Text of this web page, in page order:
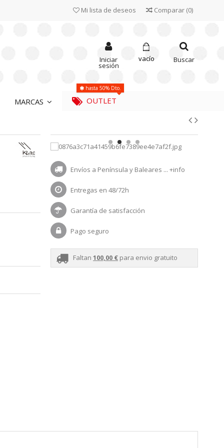
Comparar (0)
Mi lista de deseos
Buscar
vacío
Iniciar
sesión
MARCAS OUTLET
hasta 50% Dto.
Envíos a Península y Baleares ... +info
Entregas en 48/72h
Garantía de satisfacción
Pago seguro
Faltan 100,00 €para envio gratuito